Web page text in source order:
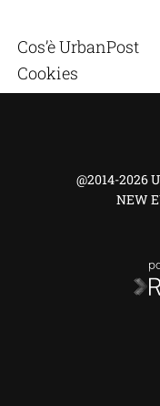
Cos’è UrbanPost
Cookies
@2014-2026
NEW